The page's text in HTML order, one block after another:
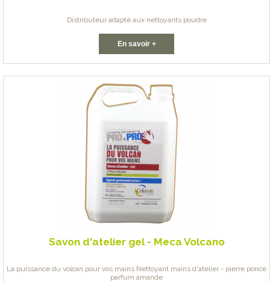
Distributeur adapté aux nettoyants poudre
En savoir +
Savon d'atelier gel - Meca Volcano
La puissance du volcan pour vos mains Nettoyant mains d'atelier - pierre ponce
parfum amande